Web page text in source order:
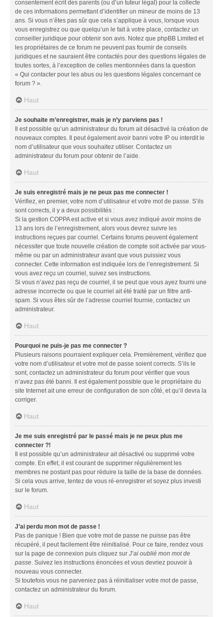
consentement écrit des parents (ou d’un tuteur légal) pour la collecte
de ces informations permettant d’identifier un mineur de moins de 13
ans. Si vous n’êtes pas sûr que cela s’applique à vous, lorsque vous
vous enregistrez ou que quelqu’un le fait à votre place, contactez un
conseiller juridique pour obtenir son avis. Notez que phpBB Limited et
les propriétaires de ce forum ne peuvent pas fournir de conseils
juridiques et ne sauraient être contactés pour des questions légales de
toutes sortes, à l’exception de celles mentionnées dans la question
« Qui contacter pour les abus ou les questions légales concernant ce
forum ? ».
Haut
Je souhaite m’enregistrer, mais je n’y parviens pas !
Il est possible qu’un administrateur du forum ait désactivé la création de
nouveaux comptes. Il peut également avoir banni votre IP ou interdit le
nom d’utilisateur que vous souhaitez utiliser. Contactez un
administrateur du forum pour obtenir de l’aide.
Haut
Je suis enregistré mais je ne peux pas me connecter !
Vérifiez, en premier, votre nom d’utilisateur et votre mot de passe. S’ils
sont corrects, il y a deux possibilités :
Si la gestion COPPA est active et si vous avez indiqué avoir moins de
13 ans lors de l’enregistrement, alors vous devrez suivre les
instructions reçues par courriel. Certains forums peuvent également
nécessiter que toute nouvelle création de compte soit activée par vous-
même ou par un administrateur avant que vous puissiez vous
connecter. Cette information est indiquée lors de l’enregistrement. Si
vous avez reçu un courriel, suivez ses instructions.
Si vous n’avez pas reçu de courriel, il se peut que vous ayez fourni une
adresse incorrecte ou que le courriel ait été traité par un filtre anti-
spam. Si vous êtes sûr de l’adresse courriel fournie, contactez un
administrateur.
Haut
Pourquoi ne puis-je pas me connecter ?
Plusieurs raisons pourraient expliquer cela. Premièrement, vérifiez que
votre nom d’utilisateur et votre mot de passe soient corrects. S’ils le
sont, contactez un administrateur du forum pour vérifier que vous
n’avez pas été banni. Il est également possible que le propriétaire du
site Internet ait une erreur de configuration de son côté, et qu’il devra la
corriger.
Haut
Je me suis enregistré par le passé mais je ne peux plus me
connecter ?!
Il est possible qu’un administrateur ait désactivé ou supprimé votre
compte. En effet, il est courant de supprimer régulièrement les
membres ne postant pas pour réduire la taille de la base de données.
Si cela vous arrive, tentez de vous ré-enregistrer et soyez plus investi
sur le forum.
Haut
J’ai perdu mon mot de passe !
Pas de panique ! Bien que votre mot de passe ne puisse pas être
récupéré, il peut facilement être réinitialisé. Pour ce faire, rendez vous
sur la page de connexion puis cliquez sur J’ai oublié mon mot de
passe. Suivez les instructions énoncées et vous devriez pouvoir à
nouveau vous connecter.
Si toutefois vous ne parveniez pas à réinitialiser votre mot de passe,
contactez un administrateur du forum.
Haut